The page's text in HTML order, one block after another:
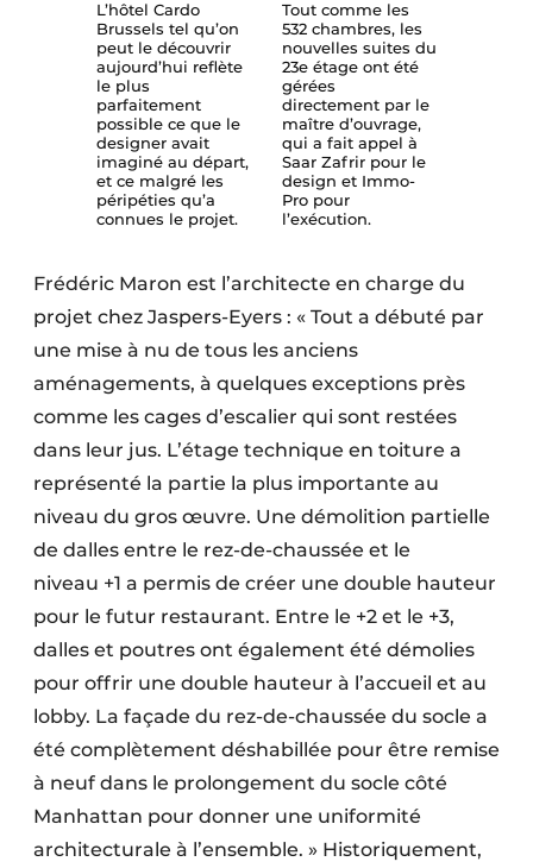
L’hôtel Cardo
Brussels tel qu’on
peut le découvrir
aujourd’hui reflète
le plus
parfaitement
possible ce que le
designer avait
imaginé au départ,
et ce malgré les
péripéties qu’a
connues le projet.
Tout comme les
532 chambres, les
nouvelles suites du
23e étage ont été
gérées
directement par le
maître d’ouvrage,
qui a fait appel à
Saar Zafrir pour le
design et Immo-
Pro pour
l’exécution.
Frédéric Maron est l’architecte en charge du
projet chez Jaspers-Eyers : « Tout a débuté par
une mise à nu de tous les anciens
aménagements, à quelques exceptions près
comme les cages d’escalier qui sont restées
dans leur jus. L’étage technique en toiture a
représenté la partie la plus importante au
niveau du gros œuvre. Une démolition partielle
de dalles entre le rez-de-chaussée et le
niveau +1 a permis de créer une double hauteur
pour le futur restaurant. Entre le +2 et le +3,
dalles et poutres ont également été démolies
pour offrir une double hauteur à l’accueil et au
lobby. La façade du rez-de-chaussée du socle a
été complètement déshabillée pour être remise
à neuf dans le prolongement du socle côté
Manhattan pour donner une uniformité
architecturale à l’ensemble. » Historiquement,